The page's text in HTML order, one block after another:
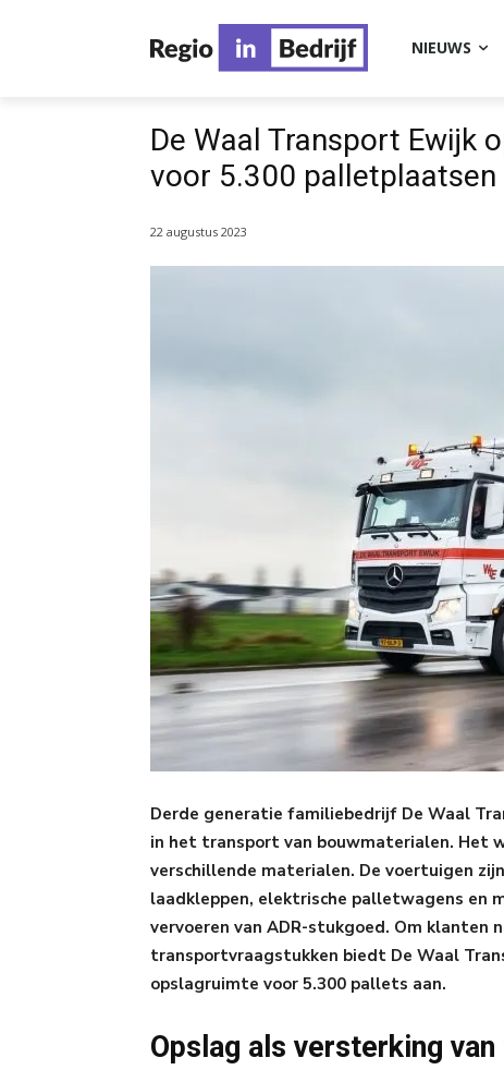
NIEUWS
De Waal Transport Ewijk
voor 5.300 palletplaatsen
22 augustus 2023
Derde generatie familiebedrijf De Waal
in het transport van bouwmaterialen. Het
verschillende materialen. De voertuigen
laadkleppen, elektrische palletwagens en
vervoeren van ADR-stukgoed. Om klanten
transportvraagstukken biedt De Waal
opslagruimte voor 5.300 pallets aan.
Opslag als versterking